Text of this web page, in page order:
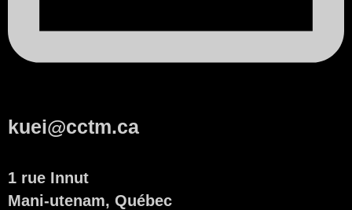
kuei@cctm.ca
1 rue Innut
Mani-utenam, Québec